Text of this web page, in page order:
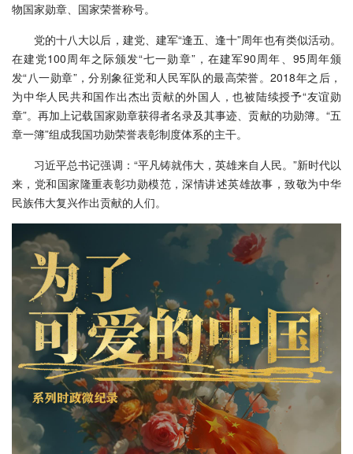
物国家勋章、国家荣誉称号。
党的十八大以后，建党、建军“逢五、逢十”周年也有类似活动。
在建党100周年之际颁发“七一勋章”，在建军90周年、95周年颁
发“八一勋章”，分别象征党和人民军队的最高荣誉。2018年之后，
为中华人民共和国作出杰出贡献的外国人，也被陆续授予“友谊勋
章”。再加上记载国家勋章获得者名录及其事迹、贡献的功勋簿。“五
章一簿”组成我国功勋荣誉表彰制度体系的主干。
习近平总书记强调：“平凡铸就伟大，英雄来自人民。”新时代以
来，党和国家隆重表彰功勋模范，深情讲述英雄故事，致敬为中华
民族伟大复兴作出贡献的人们。